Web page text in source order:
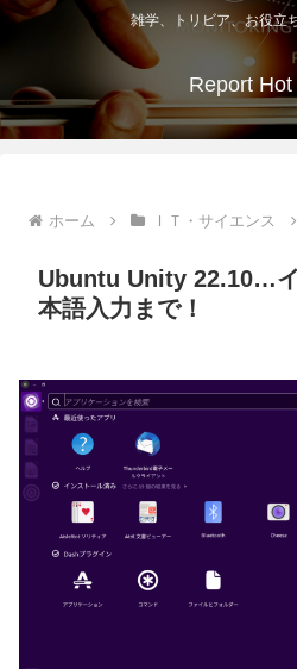
雑学、トリビア、お役立
Report
ホーム ＩＴ・サイエンス
Ubuntu Unity 22.10…イ
本語入力まで！